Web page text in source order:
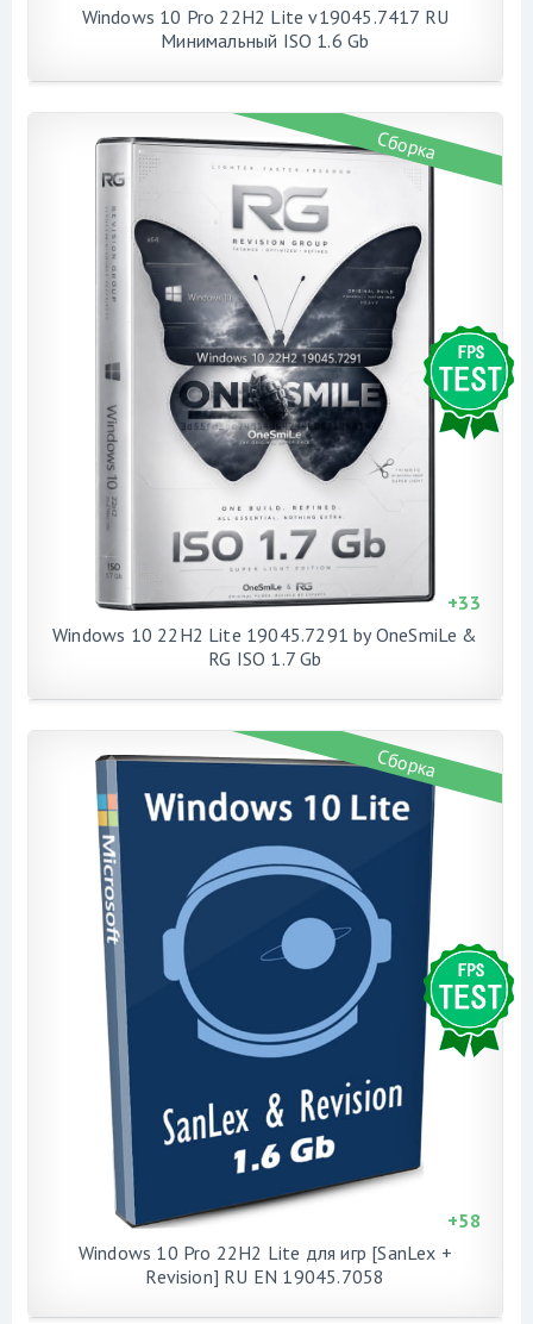
Windows 10 Pro 22H2 Lite v19045.7417 RU
Минимальный ISO 1.6 Gb
Сборка
Windows 10 22H2 Lite 19045.7291 by OneSmiLe &
RG ISO 1.7 Gb
+33
Сборка
Windows 10 Pro 22H2 Lite для игр [SanLex +
Revision] RU EN 19045.7058
+58